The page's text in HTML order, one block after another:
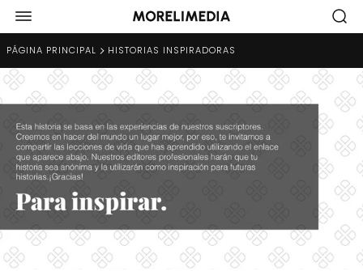
PÁGINA PRINCIPAL HISTORIAS INSPIRADORAS